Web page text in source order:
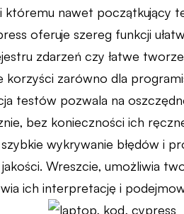
któremu nawet początkujący
oferuje szereg funkcji
zdarzeń czy łatwe
zarówno dla
testów pozwala na
bez konieczności ich
wykrywanie błędów i
jakości. Wreszcie, umożliwia
ich interpretację i